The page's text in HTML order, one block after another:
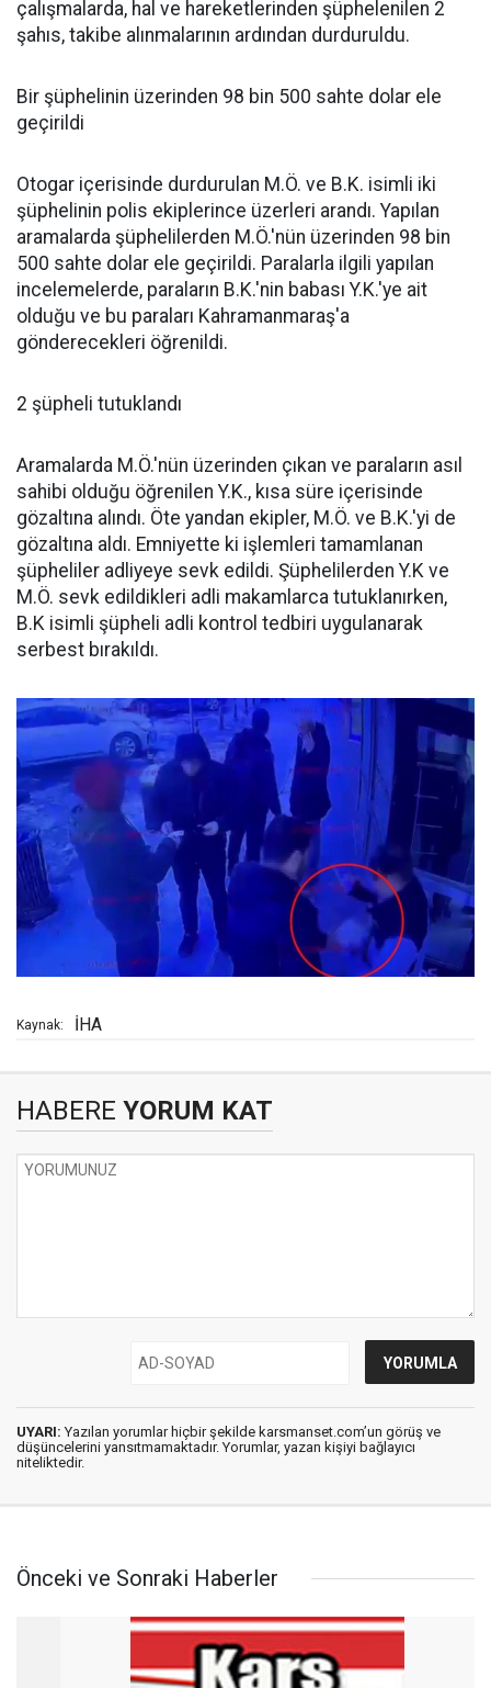
çalışmalarda, hal ve hareketlerinden şüphelenilen 2
şahıs, takibe alınmalarının ardından durduruldu.
Bir şüphelinin üzerinden 98 bin 500 sahte dolar ele
geçirildi
Otogar içerisinde durdurulan M.Ö. ve B.K. isimli iki
şüphelinin polis ekiplerince üzerleri arandı. Yapılan
aramalarda şüphelilerden M.Ö.'nün üzerinden 98 bin
500 sahte dolar ele geçirildi. Paralarla ilgili yapılan
incelemelerde, paraların B.K.'nin babası Y.K.'ye ait
olduğu ve bu paraları Kahramanmaraş'a
gönderecekleri öğrenildi.
2 şüpheli tutuklandı
Aramalarda M.Ö.'nün üzerinden çıkan ve paraların asıl
sahibi olduğu öğrenilen Y.K., kısa süre içerisinde
gözaltına alındı. Öte yandan ekipler, M.Ö. ve B.K.'yi de
gözaltına aldı. Emniyette ki işlemleri tamamlanan
şüpheliler adliyeye sevk edildi. Şüphelilerden Y.K ve
M.Ö. sevk edildikleri adli makamlarca tutuklanırken,
B.K isimli şüpheli adli kontrol tedbiri uygulanarak
serbest bırakıldı.
Kaynak: İHA
HABERE YORUM KAT
UYARI: Yazılan yorumlar hiçbir şekilde karsmanset.com’un görüş ve
düşüncelerini yansıtmamaktadır. Yorumlar, yazan kişiyi bağlayıcı
niteliktedir.
Önceki ve Sonraki Haberler